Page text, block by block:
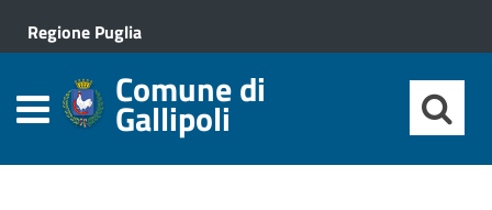
Regione Puglia
Comune di
Gallipoli